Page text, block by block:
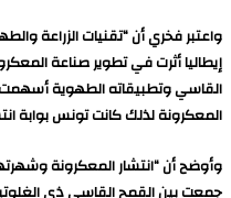
واعتبر فخري أن “تقنيات الزراعة
إيطاليا أثرت في تطوير صناعة
القاسي وتطبيقاته الطهوية
المعكرونة لذلك كانت تونس بوابة
وأوضح أن “انتشار المعكرونة
جمعت بين القمح القاسي ذي